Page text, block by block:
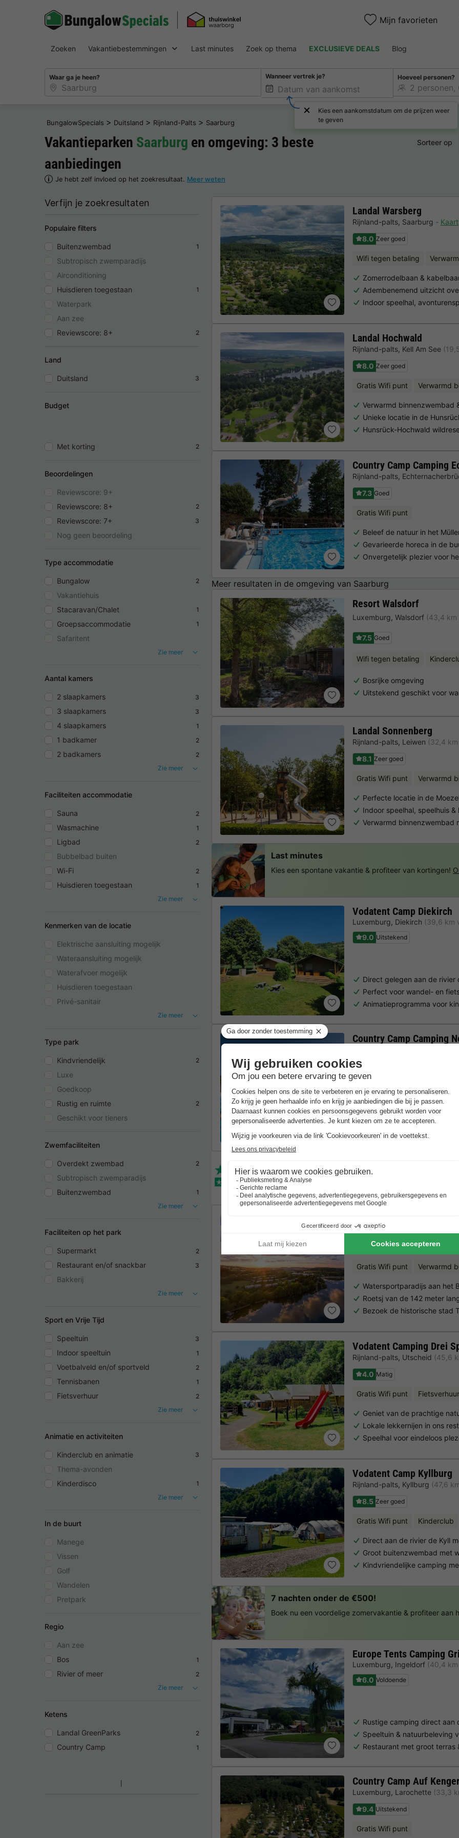
Mijn favorieten
Zoeken Vakantiebestemmingen Last minutes Zoek op thema EXCLUSIEVE DEALS Blog
Waar ga je heen? Wanneer vertrek je?
Kies een aankomstdatum om de prijzen weer
te geven
Hoeveel personen?
BungalowSpecials > Duitsland > Rijnland-Palts > Saarburg
Vakantieparken Saarburg en omgeving: 3 beste
aanbiedingen
Je hebt zelf invloed op het zoekresultaat. Meer weten
Sorteer op
Verfijn je zoekresultaten
Populaire filters
Buitenzwembad 1
Subtropisch zwemparadijs
Airconditioning
Huisdieren toegestaan
1
Waterpark
Aan zee
Reviewscore: 8+
2
Land
Duitsland 3
Budget
Met korting 2
Beoordelingen
Reviewscore: 9+
Reviewscore: 8+
2
Reviewscore: 7+ 3
Nog geen beoordeling
Type accommodatie
Bungalow 2
Vakantiehuis
Stacaravan/Chalet
1
Groepsaccommodatie 1
Safaritent
Zie meer
Aantal kamers
2 slaapkamers 3
3 slaapkamers 3
4 slaapkamers 1
1 badkamer 2
2 badkamers
2
Zie meer
Faciliteiten accommodatie
Sauna 2
Wasmachine 1
Ligbad 2
Bubbelbad buiten
Wi-Fi
2
Huisdieren toegestaan
1
Zie meer
Kenmerken van de locatie
Elektrische aansluiting mogelijk
Wateraansluiting mogelijk
Waterafvoer mogelijk
Huisdieren toegestaan
Privé-sanitair
Zie meer
Type park
Kindvriendelijk 2
Luxe
Goedkoop
Rustig en ruimte
2
Geschikt voor tieners
Zwemfaciliteiten
Overdekt zwembad 2
Subtropisch zwemparadijs
Buitenzwembad
1
Zie meer
Faciliteiten op het park
Supermarkt 2
Restaurant en/of snackbar 3
Bakkerij
Zie meer
Sport en Vrije Tijd
Speeltuin 3
Indoor speeltuin 1
Voetbalveld en/of sportveld 2
Tennisbanen 1
Fietsverhuur
2
Zie meer
Animatie en activiteiten
Kinderclub en animatie 3
Thema-avonden
Kinderdisco
1
Zie meer
In de buurt
Manege
Vissen
Golf
Wandelen
Pretpark
Regio
Aan zee
Bos
1
Rivier of meer
2
Zie meer
Ketens
Landal GreenParks 2
Country Camp 1
Landal Warsberg
Rijnland-palts, Saarburg
Kaart
8.0 Zeer goed
Wifi tegen betaling
Zomerrodelbaan &
Adembenemend uitzicht
Indoor speelhal,
Landal Hochwald
Rijnland-palts, Kell Am See
8.0 Zeer goed
Gratis Wifi punt Verwarmd
Verwarmd binnenzwembad
Unieke locatie in de
Hunsrück-Hochwald
Country Camp Camping
Rijnland-palts,
7.3 Goed
Gratis Wifi punt
Beleef de natuur in het
Gevarieerde horeca in de
Onvergetelijk plezier voor
Meer resultaten in de omgeving van Saarburg
Resort Walsdorf
Luxemburg, Walsdorf (43,4 km
7.5 Goed
Wifi tegen betaling
Bosrijke omgeving
Uitstekend geschikt voor
Landal Sonnenberg
Rijnland-palts, Leiwen (32,4
8.1 Zeer goed
Gratis Wifi punt Verwarmd
Perfecte locatie in de
Indoor speelhal, speelhuis &
Verwarmd binnenzwembad
Vodatent Camp Diekirch
Luxemburg, Diekirch (39,6 km
9.0 Uitstekend
Direct gelegen aan de rivier
Perfect voor wandel- en
Animatieprogramma voor
Country Camp Camping
(34,1
Perfecte uitvalsbasis voor
Sfeervolle familiecampings
Volledig ingerichte tenten
Center Parcs Park
Saarland, (38,3 km
7.7 Goed
Gratis Wifi punt Verwarmd
Watersportparadijs aan het
Roetsj van de 142 meter
Bezoek de historische stad
Vodatent Camping Drei
Rijnland-palts, Utscheid (45,6
4.0 Matig
Gratis Wifi punt Fietsverhuur
Geniet van de prachtige
Lokale lekkernijen in ons
Speelhal voor eindeloos
Vodatent Camp Kyllburg
Rijnland-palts, Kyllburg (47,6
8.5 Zeer goed
Gratis Wifi punt Kinderclub
Direct aan de rivier de Kyll
Groot buitenzwembad met
Kindvriendelijke camping
Europe Tents Camping
Luxemburg, Ingeldorf (40,4
6.0 Voldoende
Rustige camping direct aan
Speeltuin & natuurbeleving
Restaurant met groot terras
Country Camp Auf
Luxemburg, Larochette (33,3
9.4 Uitstekend
Gratis Wifi punt
Last minutes
Kies een spontane vakantie & profiteer van kortingen!
Al 10.064+ reizigers gingen je voor! — „Al vakantie bij
7 nachten onder de €500!
Boek nu een voordelige zomervakantie & profiteer aan